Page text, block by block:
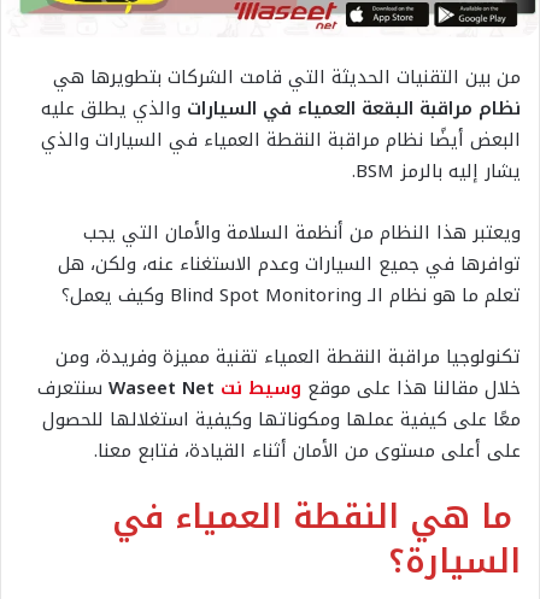
من بين التقنيات الحديثة التي قامت الشركات بتطويرها هي
نظام مراقبة البقعة العمياء في السيارات والذي يطلق عليه
البعض أيضًا نظام مراقبة النقطة العمياء في السيارات والذي
يشار إليه بالرمز BSM.
ويعتبر هذا النظام من أنظمة السلامة والأمان التي يجب
توافرها في جميع السيارات وعدم الاستغناء عنه، ولكن، هل
تعلم ما هو نظام الـ Blind Spot Monitoring وكيف يعمل؟
تكنولوجيا مراقبة النقطة العمياء تقنية مميزة وفريدة، ومن
خلال مقالنا هذا على موقع وسيط نت Waseet Net سنتعرف
معًا على كيفية عملها ومكوناتها وكيفية استغلالها للحصول
على أعلى مستوى من الأمان أثناء القيادة، فتابع معنا.
ما هي النقطة العمياء في
السيارة؟